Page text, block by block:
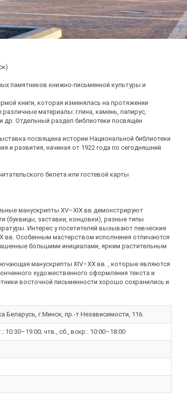
памятников книжно-письменной культуры и
книги, которая изменялась на протяжении
материалы: глина, камень, папирус,
др. Отдельный раздел библиотеки посвящён
посвящена истории Национальной библиотеки
и развития, начиная от 1922 года по сегодняшний
билета или гостевой карты
манускрипты XV–XIХ вв демонстрируют
(буквицы, заставки, концовки), разные типы
Интерес у посетителей вызывают певческие
вв. Особенным мастерством исполнения отличаются
большими инициалами, ярким растительным
манускрипты XIV–XX вв. , которые являются
художественного оформления текста и
восточной письменности хорошо сохранились и
Беларусь, г.Минск, пр.-т Независимости, 116.
10:30–19:00; чтв., сб., вскр.: 10:00–18:00